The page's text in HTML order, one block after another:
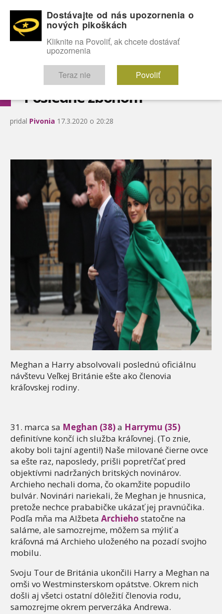
OMG! SEXICE
Posledné zbohom
pridal Pivonia 17.3.2020 o 20:28
Meghan a Harry absolvovali poslednú oficiálnu
návštevu Veľkej Británie ešte ako členovia
kráľovskej rodiny.
31. marca sa Meghan (38)a Harrymu (35)
definitívne končí ich služba kráľovnej. (To znie,
akoby boli tajní agenti!) Naše milované čierne ovce
sa ešte raz, naposledy, prišli popretŕčať pred
objektívmi nadržaných britských novinárov.
Archieho nechali doma, čo okamžite popudilo
bulvár. Novinári nariekali, že Meghan je hnusnica,
pretože nechce prababičke ukázať jej pravnúčika.
Podľa mňa ma Alžbeta Archieho statočne na
saláme, ale samozrejme, môžem sa mýliť a
kráľovná má Archieho uloženého na pozadí svojho
mobilu.
Svoju Tour de Británia ukončili Harry a Meghan na
omši vo Westminsterskom opátstve. Okrem nich
došli aj všetci ostatní dôležití členovia rodu,
samozrejme okrem perverzáka Andrewa.
Dostávajte od nás upozornenia o
nových pikoškách
Kliknite na Povoliť, ak chcete dostávať
upozornenia
Teraz nie Povoliť